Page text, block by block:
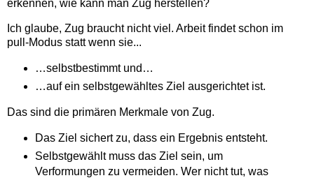
erkennen, wie kann man Zug herstellen?
Ich glaube, Zug braucht nicht viel. Arbeit findet schon im
pull-Modus statt wenn sie...
…selbstbestimmt und…
…auf ein selbstgewähltes Ziel ausgerichtet ist.
Das sind die primären Merkmale von Zug.
Das Ziel sichert zu, dass ein Ergebnis entsteht.
Selbstgewählt muss das Ziel sein, um
Verformungen zu vermeiden. Wer nicht tut, was